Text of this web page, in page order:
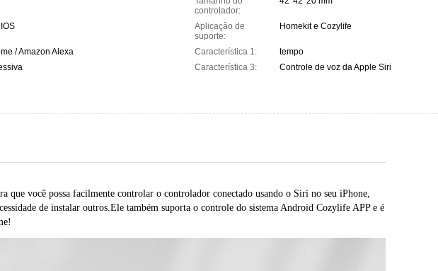
controlador:
Aplicação de
suporte:
Homekit e Cozylife
/ Amazon Alexa Característica 1:
tempo
Característica 3: Controle de voz da Apple Siri
que você possa facilmente controlar o controlador conectado usando o Siri no seu iPhone,
de instalar outros.Ele também suporta o controle do sistema Android Cozylife APP e é